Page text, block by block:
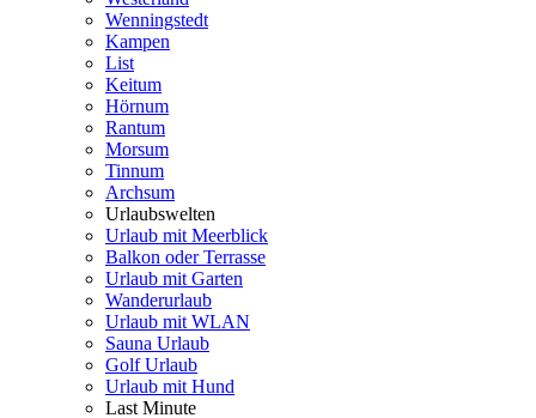
Wenningstedt
Kampen
List
Keitum
Hörnum
Rantum
Morsum
Tinnum
Archsum
Urlaubswelten
Urlaub mit Meerblick
Balkon oder Terrasse
Urlaub mit Garten
Wanderurlaub
Urlaub mit WLAN
Sauna Urlaub
Golf Urlaub
Urlaub mit Hund
Last Minute